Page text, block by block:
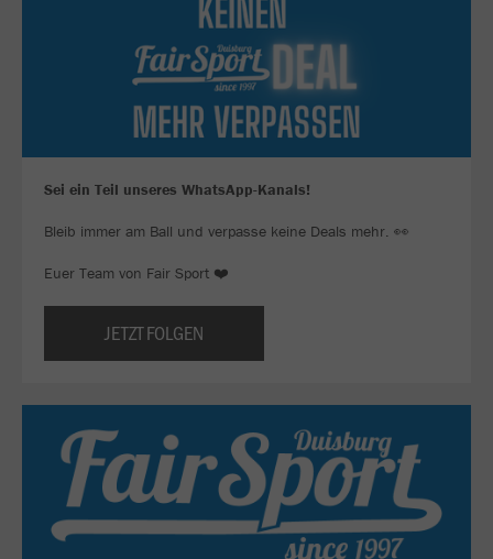
Sei ein Teil unseres WhatsApp-Kanals!
Bleib immer am Ball und verpasse keine Deals mehr. 👀
Euer Team von Fair Sport ❤️
JETZT FOLGEN